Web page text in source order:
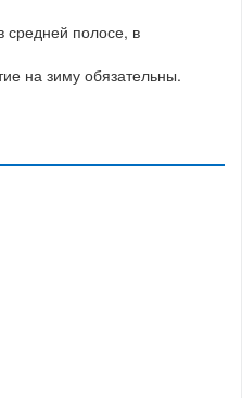
полосе, в
на зиму обязательны.